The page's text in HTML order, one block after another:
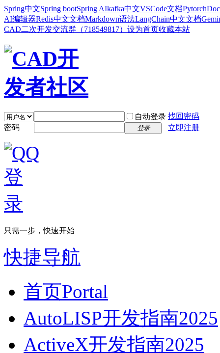
Spring中文Spring bootSpring AIkafka中文VSCode文档Pytorch
AI编辑器Redis中文文档Markdown语法LangChain中文文档
CAD二次开发交流群（718549817） 设为首页收藏本站
自动登录 找回密码
密码
登录 立即注册
只需一步，快速开始
快捷导航
首页Portal
AutoLISP开发指南2025
ActiveX开发指南2025